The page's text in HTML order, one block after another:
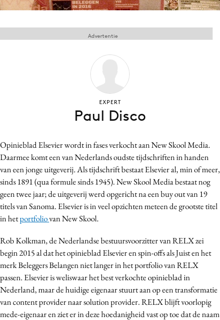
Adverteren
Events
Opleidingen
Campagnes
Carriere
Contentmarketing
Craft
Customer Experience
Data & Insights
Design
Digital transformation
Diversiteit
Effectiviteit
Gedragsverandering
Influencer marketing
Opinieblad Elsevier wordt in fases verkocht aan New Skool Media.
Daarmee komt een van Nederlands oudste tijdschriften in handen
van een jonge uitgeverij. Als tijdschrift bestaat Elsevier al, min of meer,
sinds 1891 (qua formule sinds 1945). New Skool Media bestaat nog
geen twee jaar; de uitgeverij werd opgericht na een buy out van 19
titels van Sanoma. Elsevier is in veel opzichten meteen de grootste titel
in hetportfoliovan New Skool.
Rob Kolkman, de Nederlandse bestuursvoorzitter van RELX zei
begin 2015 al dat het opinieblad Elsevier en spin-offs als Juist en het
merk Beleggers Belangen niet langer in het portfolio van RELX
passen. Elsevier is weliswaar het best verkochte opinieblad in
Nederland, maar de huidige eigenaar stuurt aan op een transformatie
van content provider naar solution provider. RELX blijft voorlopig
mede-eigenaar en ziet er in deze hoedanigheid vast op toe dat de naam
Advertentie
EXPERT
Paul Disco